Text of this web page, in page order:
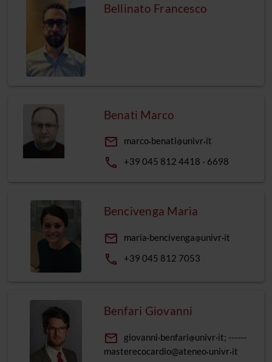
Bellinato Francesco
Benati Marco
email marco benati univr it
phone +39 045 812 4418 - 6698
Bencivenga Maria
email maria bencivenga univr it
phone +39 045 812 7053
Benfari Giovanni
email giovanni benfari univr it; ------
masterecocardio@ateneo univr it